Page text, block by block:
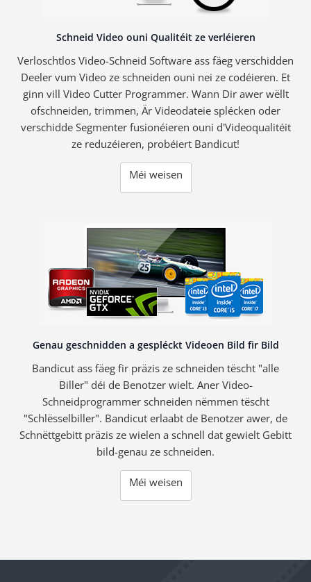
Schneid Video ouni Qualitéit ze verléieren
Verloschtlos Video-Schneid Software ass fäeg verschidden
Deeler vum Video ze schneiden ouni nei ze codéieren. Et
ginn vill Video Cutter Programmer. Wann Dir awer wëllt
ofschneiden, trimmen, Är Videodateie splécken oder
verschidde Segmenter fusionéieren ouni d'Videoqualitéit
ze reduzéieren, probéiert Bandicut!
Méi weisen
Genau geschnidden a gespléckt Videoen Bild fir Bild
Bandicut ass fäeg fir präzis ze schneiden tëscht "alle
Biller" déi de Benotzer wielt. Aner Video-
Schneidprogrammer schneiden nëmmen tëscht
"Schlësselbiller". Bandicut erlaabt de Benotzer awer, de
Schnëttgebitt präzis ze wielen a schnell dat gewielt Gebitt
bild-genau ze schneiden.
Méi weisen